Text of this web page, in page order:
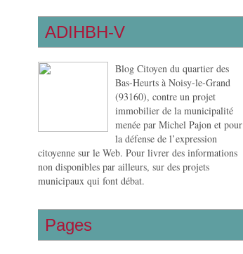
ADIHBH-V
Blog Citoyen du quartier des
Bas-Heurts à Noisy-le-Grand
(93160), contre un projet
immobilier de la municipalité
menée par Michel Pajon et pour
la défense de l’expression
citoyenne sur le Web. Pour livrer des informations
non disponibles par ailleurs, sur des projets
municipaux qui font débat.
Pages